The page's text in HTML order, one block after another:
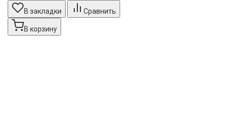
В закладки
Сравнить
В корзину